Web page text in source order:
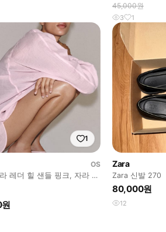
45,000원
3 1
1
OS
레더 힐 샌들 핑크, 자라 쪼
Zara
Zara 신발 270
80,000원
12